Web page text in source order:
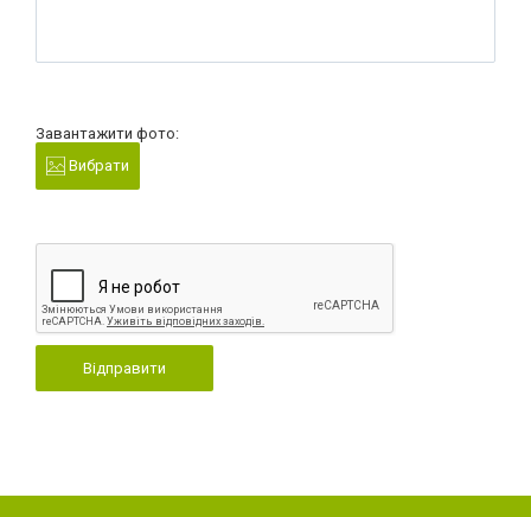
Завантажити фото:
Вибрати
Відправити